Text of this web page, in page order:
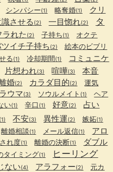
シンパシー(1) 略奪婚(1)
クリ
させる (2) 一目惚れ(2)
タ
ラれた (2) 子持ち(1) オクテ
イチ子持ち (2)
絵本のビブリ
る (1) 冷却期間(1)
コミュニケ
片想われ(3) 喧嘩(3) 本音
婚(2) カラダ目的(2) 運気
ウマ(3) ソウルメイト (1)
ヘア
い(1) 辛口 (1) 好意(2) 占い
(1) 不安(3) 異性運(2) 嫉妬(1)
離婚相談(1) メール返信(1)
アロ
れ度(1) 離婚の決断(1)
ダブル
タイミング(1) ヒーリング
ない(4) アラフォー(2)
元カ